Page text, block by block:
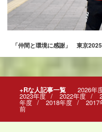
「仲間と環境に感謝」 東京
+Rな人記事一覧 2026年
2023年度 2022年度
年度 2018年度 2017
前